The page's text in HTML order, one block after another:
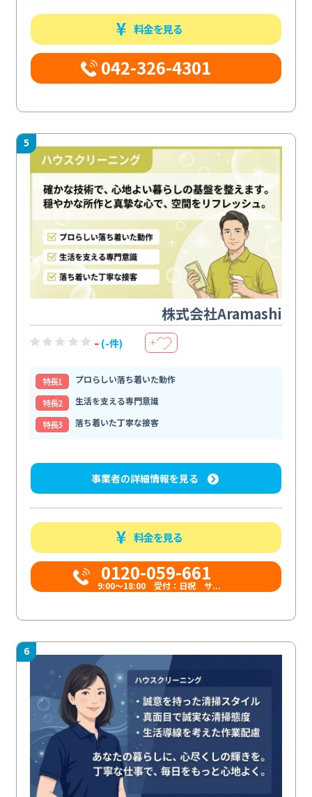
料金を見る
042-326-4301
5
株式会社Aramashi
- (-件) ＋
特⻑1
プロらしい落ち着いた動作
特⻑2
生活を支える専門意識
特⻑3
落ち着いた丁寧な接客
事業者の詳細情報を見る
料金を見る
0120-059-661
9:00〜18:00 受付：日祝 サ...
6